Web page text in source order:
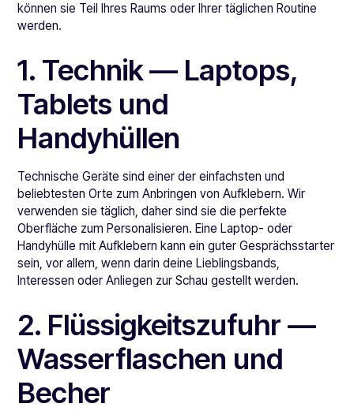
können sie Teil Ihres Raums oder Ihrer täglichen Routine
werden.
1. Technik — Laptops,
Tablets und
Handyhüllen
Technische Geräte sind einer der einfachsten und
beliebtesten Orte zum Anbringen von Aufklebern. Wir
verwenden sie täglich, daher sind sie die perfekte
Oberfläche zum Personalisieren. Eine Laptop- oder
Handyhülle mit Aufklebern kann ein guter Gesprächsstarter
sein, vor allem, wenn darin deine Lieblingsbands,
Interessen oder Anliegen zur Schau gestellt werden.
2. Flüssigkeitszufuhr —
Wasserflaschen und
Becher